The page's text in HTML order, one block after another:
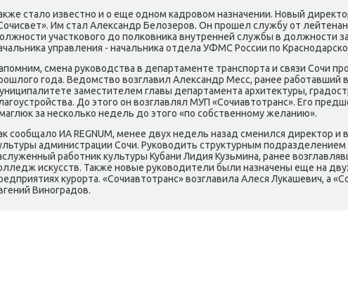
стало известно и о еще одном кадровом назначении. Новый
Им стал Александр Белозеров. Он прошел службу от
участкового до полковника внутренней службы в должности
управления - начальника отдела УФМС России по
смена руководства в департаменте транспорта и связи Сочи
года. Ведомство возглавил Александр Месс, ранее работавший
заместителем главы департамента архитектуры,
До этого он возглавлял МУП «Сочиавтотранс». Его
за несколько недель до этого «по собственному желанию».
сообщало ИА REGNUM, менее двух недель назад сменился директор и
администрации Сочи. Руководить структурным
работник культуры Кубани Лидия Кузьмина, ранее
искусств. Также новые руководители были назначены еще на
курорта. «Сочиавтотранс» возглавила Алеся Лукашевич, а
Виноградов.